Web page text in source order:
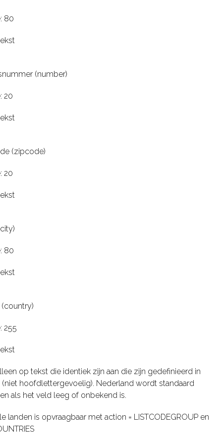
80
(number)
20
(zipcode)
20
80
255
op tekst die identiek zijn aan die zijn gedefinieerd in
(niet hoofdlettergevoelig). Nederland wordt standaard
als het veld leeg of onbekend is.
landen is opvraagbaar met action = LISTCODEGROUP en